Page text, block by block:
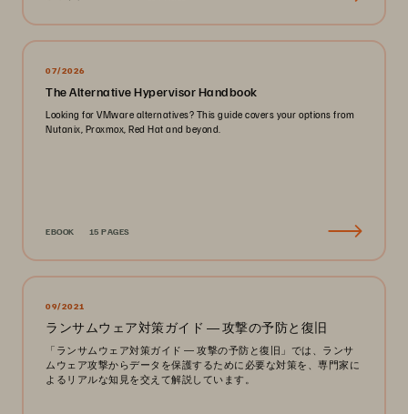
07/2026
The Alternative Hypervisor Handbook
Looking for VMware alternatives? This guide covers your options from
Nutanix, Proxmox, Red Hat and beyond.
EBOOK 15 PAGES
09/2021
ランサムウェア対策ガイド ― 攻撃の予防と復旧
「ランサムウェア対策ガイド ― 攻撃の予防と復旧」では、ランサ
ムウェア攻撃からデータを保護するために必要な対策を、専門家に
よるリアルな知見を交えて解説しています。